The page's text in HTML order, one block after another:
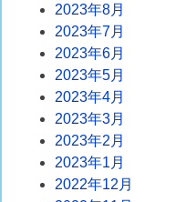
2023年8月
2023年7月
2023年6月
2023年5月
2023年4月
2023年3月
2023年2月
2023年1月
2022年12月